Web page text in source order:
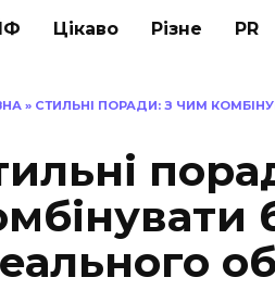
Цікаво Різне PR
» СТИЛЬНІ ПОРАДИ: З ЧИМ